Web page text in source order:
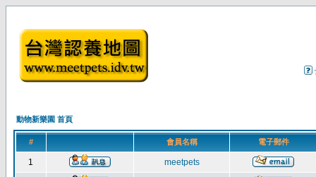
動物新樂園 首頁
# 會員名稱 電子郵件
1 meetpets